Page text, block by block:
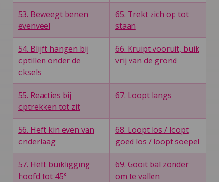
53. Beweegt benen
evenveel
65. Trekt zich op tot
staan
54. Blijft hangen bij
optillen onder de
oksels
66. Kruipt vooruit, buik
vrij van de grond
55. Reacties bij
optrekken tot zit
67. Loopt langs
56. Heft kin even van
onderlaag
68. Loopt los / loopt
goed los / loopt soepel
57. Heft buikligging
hoofd tot 45°
69. Gooit bal zonder
om te vallen